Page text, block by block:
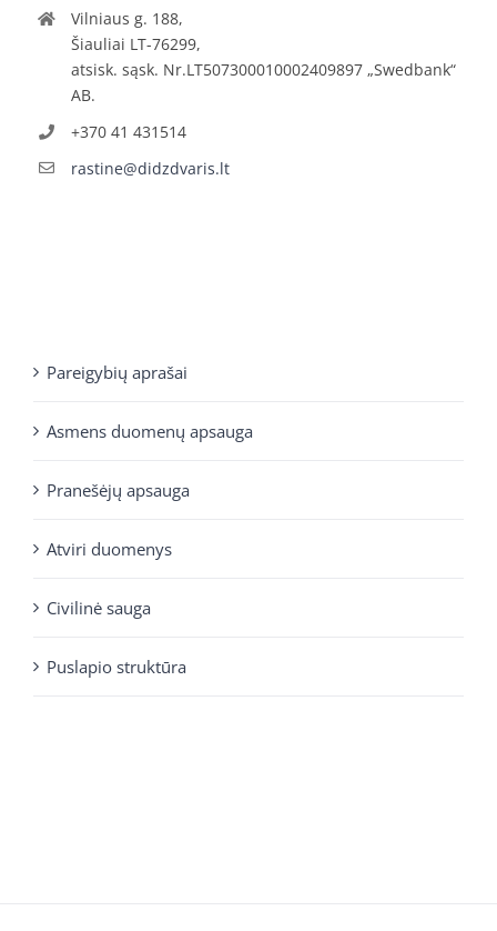
Vilniaus g. 188,
Šiauliai LT-76299,
atsisk. sąsk. Nr.LT507300010002409897 „Swedbank“
AB.
+370 41 431514
rastine@didzdvaris.lt
Pareigybių aprašai
Asmens duomenų apsauga
Pranešėjų apsauga
Atviri duomenys
Civilinė sauga
Puslapio struktūra